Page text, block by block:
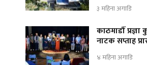
३ महिना अगाडि
काठमाडौँ प्रज्ञा
नाटक सप्ताह
४ महिना अगाडि